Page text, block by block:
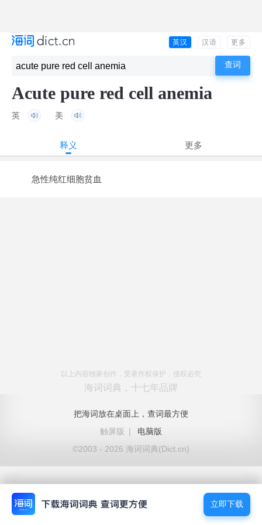
英汉 汉语 更多
Acute pure red cell anemia
英 美
释义 更多
急性纯红细胞贫血
以上内容独家创作，受著作权保护，侵权必究
海词词典，十七年品牌
把海词放在桌面上，查词最方便
触屏版
|
电脑版
©2003 - 2026 海词词典(Dict.cn)
立即下载
立即下载